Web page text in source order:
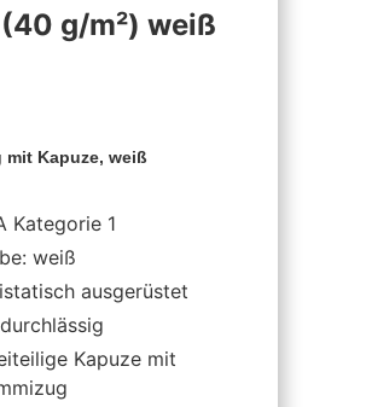
(40 g/m²) weiß
mit Kapuze, weiß
Kategorie 1
weiß
ausgerüstet
Kapuze mit